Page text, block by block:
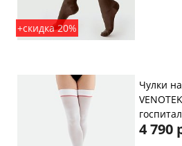
+скидка 20%
Чулки
4 790